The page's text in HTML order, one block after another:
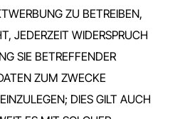
ZU BETREIBEN,
JEDERZEIT WIDERSPRUCH
SIE BETREFFENDER
ZUM ZWECKE
DIES GILT AUCH